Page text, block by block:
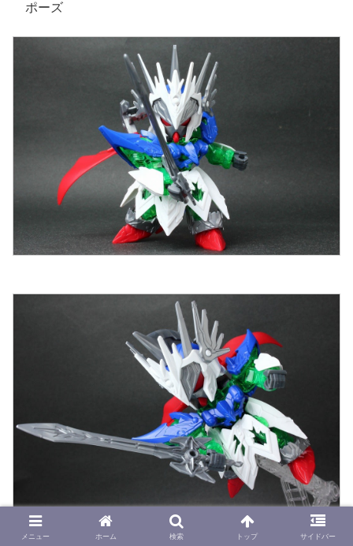
ポーズ
メニュー ホーム 検索 トップ サイドバー